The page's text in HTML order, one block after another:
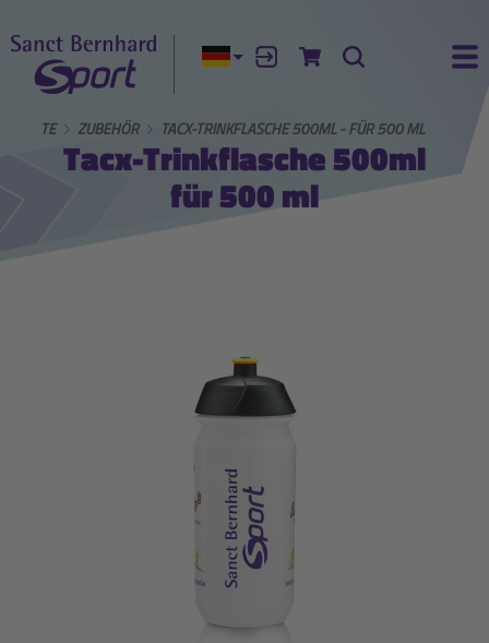
Aktuelle Sprache:
AnmeldenZum Warenkorb
Suche
ZUBEHÖR TACX-TRINKFLASCHE 500ML - FÜR 500 ML
Tacx-Trinkflasche 500ml
für 500 ml